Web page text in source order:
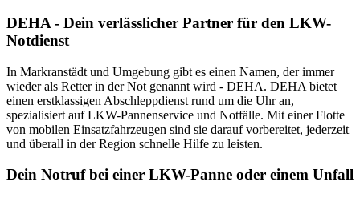
DEHA - Dein verlässlicher Partner für den LKW-
Notdienst
In Markranstädt und Umgebung gibt es einen Namen, der immer
wieder als Retter in der Not genannt wird - DEHA. DEHA bietet
einen erstklassigen Abschleppdienst rund um die Uhr an,
spezialisiert auf LKW-Pannenservice und Notfälle. Mit einer Flotte
von mobilen Einsatzfahrzeugen sind sie darauf vorbereitet, jederzeit
und überall in der Region schnelle Hilfe zu leisten.
Dein Notruf bei einer LKW-Panne oder einem Unfall